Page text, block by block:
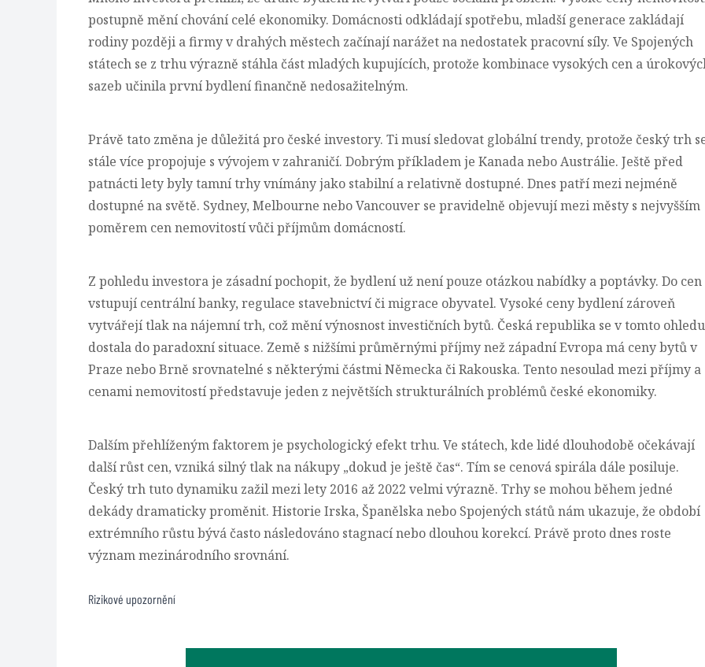
postupně mění chování celé ekonomiky. Domácnosti odkládají spotřebu, mladší generace zakládají
rodiny později a firmy v drahých městech začínají narážet na nedostatek pracovní síly. Ve Spojených
státech se z trhu výrazně stáhla část mladých kupujících, protože kombinace vysokých cen a
sazeb učinila první bydlení finančně nedosažitelným.
Právě tato změna je důležitá pro české investory. Ti musí sledovat globální trendy, protože český trh
stále více propojuje s vývojem v zahraničí. Dobrým příkladem je Kanada nebo Austrálie. Ještě před
patnácti lety byly tamní trhy vnímány jako stabilní a relativně dostupné. Dnes patří mezi nejméně
dostupné na světě. Sydney, Melbourne nebo Vancouver se pravidelně objevujímezi městy s nejvyšším
poměrem cen nemovitostí vůči příjmům domácností.
Z pohledu investora je zásadní pochopit, že bydlení už není pouze otázkou nabídky a poptávky. Do cen
vstupují centrální banky, regulace stavebnictví či migrace obyvatel. Vysoké ceny bydlení zároveň
vytvářejí tlak na nájemní trh, což mění výnosnost investičních bytů. Česká republika se v tomto ohledu
dostala do paradoxní situace. Země s nižšími průměrnými příjmy než západní Evropa má ceny bytů v
Praze nebo Brně srovnatelné s některými částmi Německa či Rakouska. Tento nesoulad mezi příjmy a
cenami nemovitostí představuje jeden z největších strukturálních problémů české ekonomiky.
Dalším přehlíženým faktorem je psychologický efekt trhu. Ve státech, kde lidé dlouhodobě očekávají
další růst cen, vzniká silný tlak na nákupy „dokud je ještě čas“. Tím se cenová spirála dále posiluje.
Český trh tuto dynamiku zažil mezi lety 2016 až 2022 velmi výrazně. Trhy se mohou během jedné
dekády dramaticky proměnit. Historie Irska, Španělska nebo Spojených států nám ukazuje, že období
extrémního růstu bývá často následováno stagnací nebo dlouhou korekcí. Právě proto dnes roste
význam mezinárodního srovnání.
Rizikové upozornění